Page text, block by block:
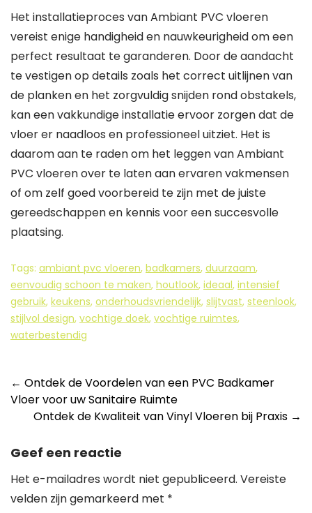
Het installatieproces van Ambiant PVC vloeren
vereist enige handigheid en nauwkeurigheid om een
perfect resultaat te garanderen. Door de aandacht
te vestigen op details zoals het correct uitlijnen van
de planken en het zorgvuldig snijden rond obstakels,
kan een vakkundige installatie ervoor zorgen dat de
vloer er naadloos en professioneel uitziet. Het is
daarom aan te raden om het leggen van Ambiant
PVC vloeren over te laten aan ervaren vakmensen
of om zelf goed voorbereid te zijn met de juiste
gereedschappen en kennis voor een succesvolle
plaatsing.
Tags: ambiant pvc vloeren, badkamers, duurzaam,
eenvoudig schoon te maken, houtlook, ideaal, intensief
gebruik, keukens, onderhoudsvriendelijk, slijtvast, steenlook,
stijlvol design, vochtige doek, vochtige ruimtes,
waterbestendig
Berichtnavigatie
← Ontdek de Voordelen van een PVC Badkamer
Vloer voor uw Sanitaire Ruimte
Ontdek de Kwaliteit van Vinyl Vloeren bij Praxis →
Geef een reactie
Het e-mailadres wordt niet gepubliceerd. Vereiste
velden zijn gemarkeerd met *